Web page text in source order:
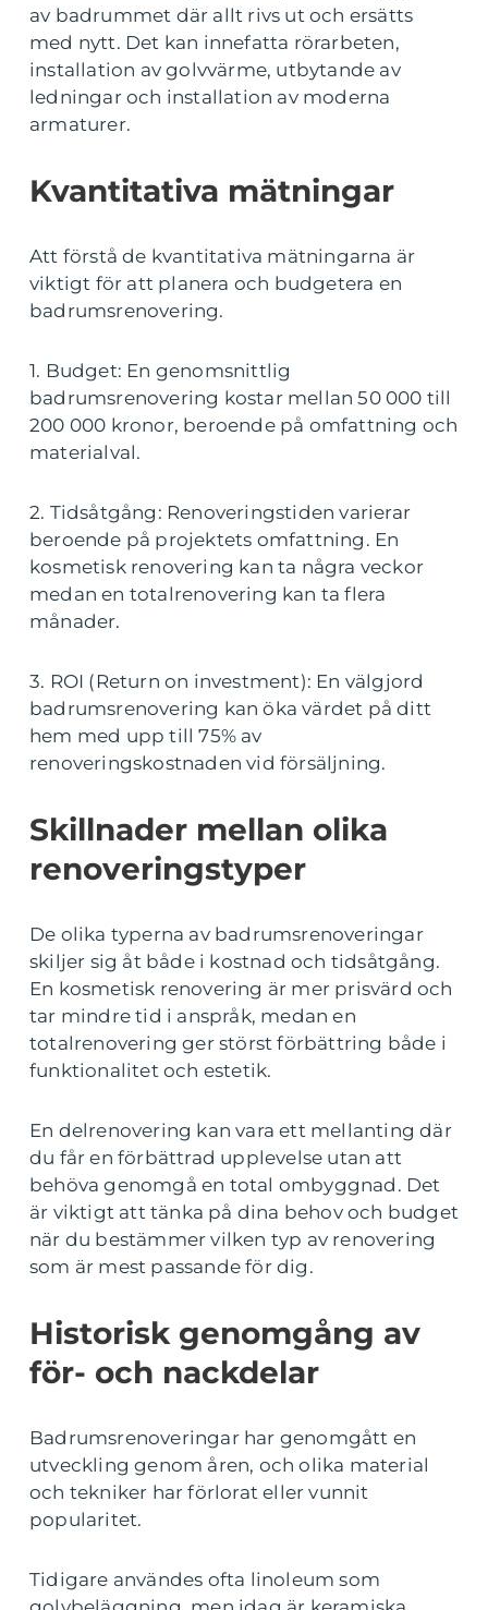
av badrummet där allt rivs ut och ersätts
med nytt. Det kan innefatta rörarbeten,
installation av golvvärme, utbytande av
ledningar och installation av moderna
armaturer.
Kvantitativa mätningar
Att förstå de kvantitativa mätningarna är
viktigt för att planera och budgetera en
badrumsrenovering.
1. Budget: En genomsnittlig
badrumsrenovering kostar mellan 50 000 till
200 000 kronor, beroende på omfattning och
materialval.
2. Tidsåtgång: Renoveringstiden varierar
beroende på projektets omfattning. En
kosmetisk renovering kan ta några veckor
medan en totalrenovering kan ta flera
månader.
3. ROI (Return on investment): En välgjord
badrumsrenovering kan öka värdet på ditt
hem med upp till 75% av
renoveringskostnaden vid försäljning.
Skillnader mellan olika
renoveringstyper
De olika typerna av badrumsrenoveringar
skiljer sig åt både i kostnad och tidsåtgång.
En kosmetisk renovering är mer prisvärd och
tar mindre tid i anspråk, medan en
totalrenovering ger störst förbättring både i
funktionalitet och estetik.
En delrenovering kan vara ett mellanting där
du får en förbättrad upplevelse utan att
behöva genomgå en total ombyggnad. Det
är viktigt att tänka på dina behov och budget
när du bestämmer vilken typ av renovering
som är mest passande för dig.
Historisk genomgång av
för- och nackdelar
Badrumsrenoveringar har genomgått en
utveckling genom åren, och olika material
och tekniker har förlorat eller vunnit
popularitet.
Tidigare användes ofta linoleum som